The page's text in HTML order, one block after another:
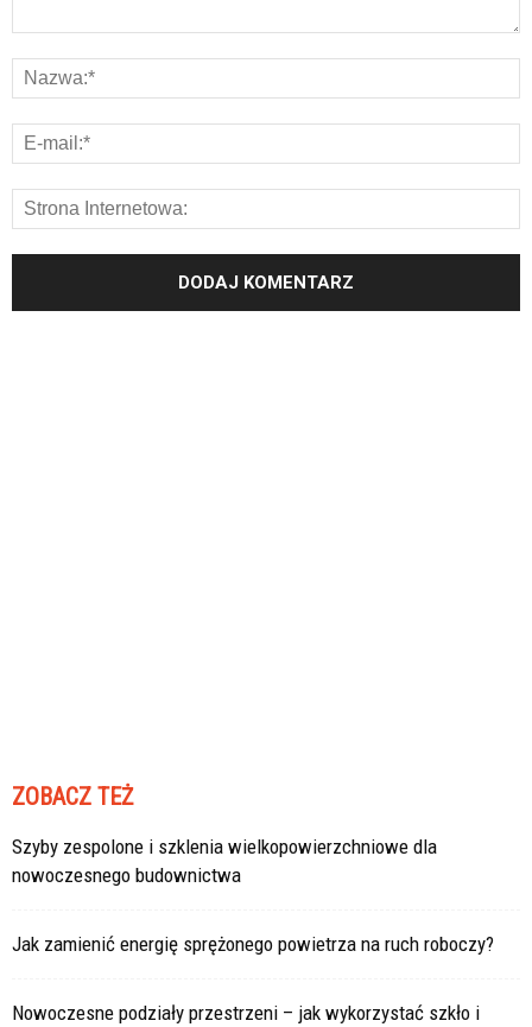
ZOBACZ TEŻ
Szyby zespolone i szklenia wielkopowierzchniowe dla
nowoczesnego budownictwa
Jak zamienić energię sprężonego powietrza na ruch roboczy?
Nowoczesne podziały przestrzeni – jak wykorzystać szkło i